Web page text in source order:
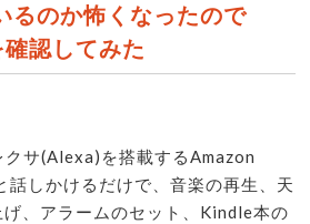
るのか怖くなったので
認してみた
サ(Alexa)を搭載するAmazon
話しかけるだけで、音楽の再生、天
、アラームのセット、Kindle本の